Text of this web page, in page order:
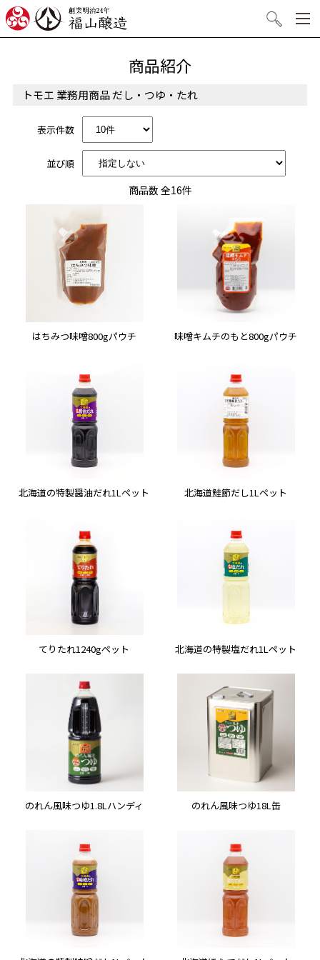
検索
商品紹介
トモエ 業務用商品 だし・つゆ・たれ
表示件数
並び順
商品数 全16件
はちみつ味噌800gパウチ 味噌キムチのもと800gパウチ
北海道の特製醤油だれ1Lペット 北海道鮭節だし1Lペット
てりたれ1240gペット 北海道の特製塩だれ1Lペット
のれん風味つゆ1.8Lハンディ のれん風味つゆ18L缶